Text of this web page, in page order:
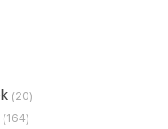
(20)
(164)